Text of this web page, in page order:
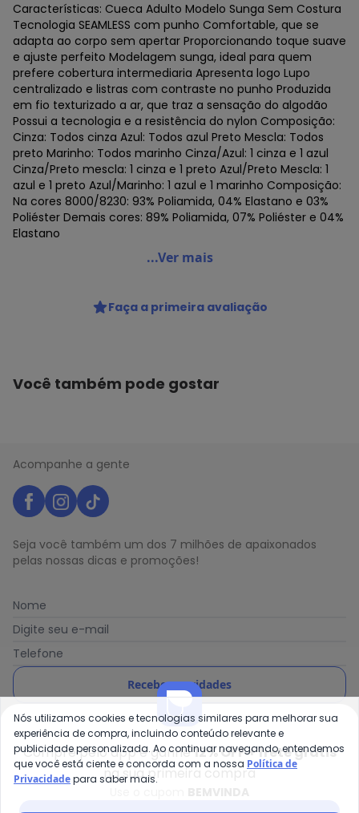
Características: Cueca Adulto Modelo Sunga Sem Costura
Tecnologia SEAMLESS com punho Comfortable, que se
adapta ao corpo sem apertar Proporcionando toque suave
e ajuste perfeito Modelagem sunga, ideal para quem
prefere cobertura intermediaria Apresenta logo Lupo
centralizado e listras com contraste no punho Produzida
em fio texturizado a ar, que traz a sensação do algodão
Possui a tecnologia e a resistência do nylon Composição:
Cinza: Todos cinza Azul: Todos azul Preto Mescla: Todos
preto Marinho: Todos marinho Cinza/Azul: 1 cinza e 1 azul
Cinza/Preto mescla: 1 cinza e 1 preto Azul/Preto Mescla: 1
azul e 1 preto Azul/Marinho: 1 azul e 1 marinho Composição:
Na cores 8000/8230: 93% Poliamida, 04% Elastano e 03%
Poliéster Demais cores: 89% Poliamida, 07% Poliéster e 04%
Elastano
Lupo - Kit com 2 Cuecas Sunga Lupo 526-001
Colecao : SEM COSTURA
...Ver mais
Faça a primeira avaliação
Você também pode gostar
Acompanhe a gente
Seja você também um dos 7 milhões de apaixonados
pelas nossas dicas e promoções!
Nome
Digite seu e-mail
Telefone
Receber novidades
Ao enviar o cadastro, você concorda com a nossa Política
de Privacidade
Compre pelo app e ganhe12% OFF + frete grátis
na sua primeira compra
Nós utilizamos cookies e tecnologias similares para melhorar sua
experiência de compra, incluindo conteúdo relevante e
publicidade personalizada. Ao continuar navegando, entendemos
que você está ciente e concorda com a nossa Política de
Privacidadepara saber mais.